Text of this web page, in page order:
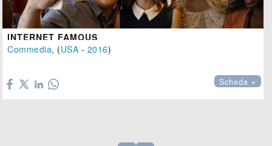
INTERNET FAMOUS
Commedia, (USA - 2016)
Scheda »